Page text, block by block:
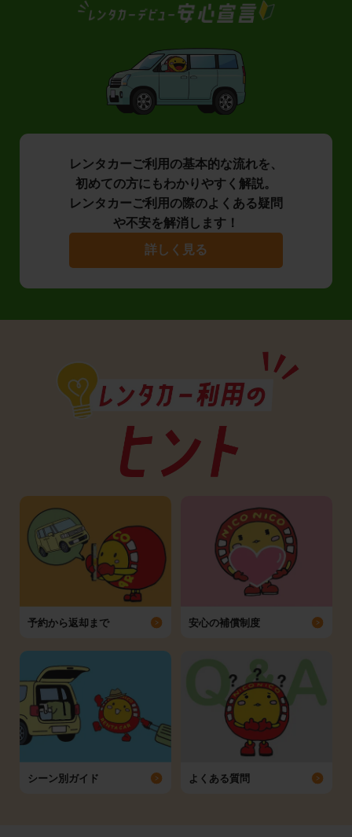
レンタカーご利用の基本的な流れを、
初めての方にもわかりやすく解説。
レンタカーご利用の際のよくある疑問
や不安を解消します！
詳しく見る
予約から返却まで 安心の補償制度
シーン別ガイド よくある質問